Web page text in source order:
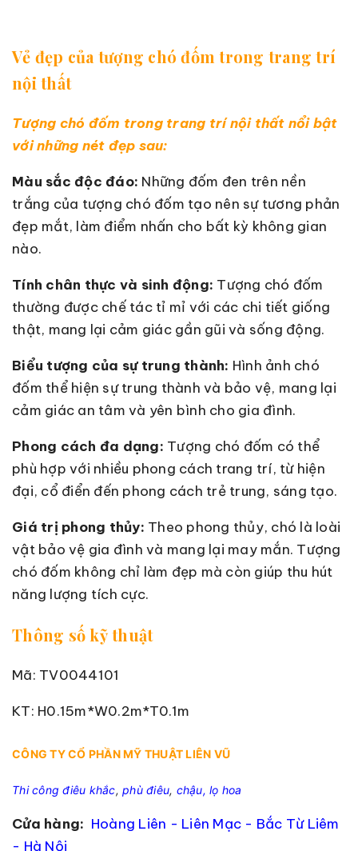
Vẻ đẹp của tượng chó đốm trong trang trí
nội thất
Tượng chó đốm trong trang trí nội thất nổi bật
với những nét đẹp sau:
Màu sắc độc đáo: Những đốm đen trên nền
trắng của tượng chó đốm tạo nên sự tương phản
đẹp mắt, làm điểm nhấn cho bất kỳ không gian
nào.
Tính chân thực và sinh động: Tượng chó đốm
thường được chế tác tỉ mỉ với các chi tiết giống
thật, mang lại cảm giác gần gũi và sống động.
Biểu tượng của sự trung thành: Hình ảnh chó
đốm thể hiện sự trung thành và bảo vệ, mang lại
cảm giác an tâm và yên bình cho gia đình.
Phong cách đa dạng: Tượng chó đốm có thể
phù hợp với nhiều phong cách trang trí, từ hiện
đại, cổ điển đến phong cách trẻ trung, sáng tạo.
Giá trị phong thủy: Theo phong thủy, chó là loài
vật bảo vệ gia đình và mang lại may mắn. Tượng
chó đốm không chỉ làm đẹp mà còn giúp thu hút
năng lượng tích cực.
Thông số kỹ thuật
Mã: TV0044101
KT: H0.15m*W0.2m*T0.1m
CÔNG TY CỔ PHẦN MỸ THUẬT LIÊN VŨ
Thi công điêu khắc, phù điêu, chậu, lọ hoa
Cửa hàng: Hoàng Liên - Liên Mạc - Bắc Từ Liêm
- Hà Nội